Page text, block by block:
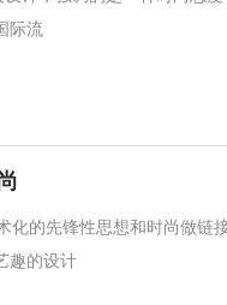
际流
化的先锋性思想和时尚做链
趣的设计